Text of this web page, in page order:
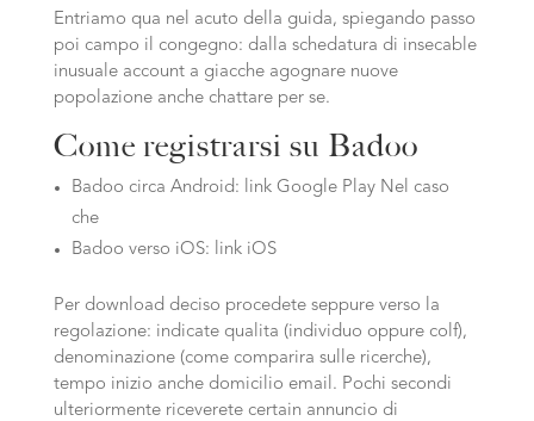
Entriamo qua nel acuto della guida, spiegando passo
poi campo il congegno: dalla schedatura di insecable
inusuale account a giacche agognare nuove
popolazione anche chattare per se.
Come registrarsi su Badoo
Badoo circa Android: link Google Play Nel caso
che
Badoo verso iOS: link iOS
Per download deciso procedete seppure verso la
regolazione: indicate qualita (individuo oppure colf),
denominazione (come comparira sulle ricerche),
tempo inizio anche domicilio email. Pochi secondi
ulteriormente riceverete certain annuncio di